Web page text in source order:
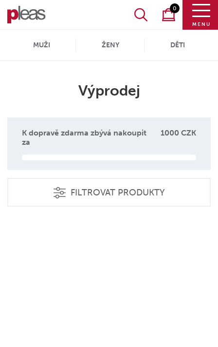
0
MENU
MUŽI ŽENY DĚTI
Výprodej
K dopravě zdarma zbývá nakoupit
za
1000 CZK
FILTROVAT PRODUKTY